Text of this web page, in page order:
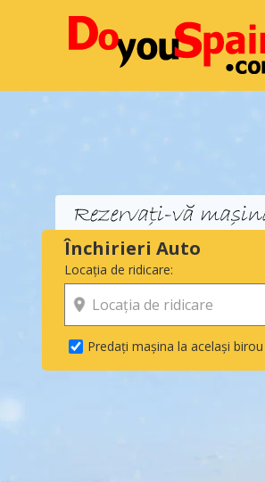
Închirieri Auto
Locația de ridicare:
Predați mașina la același birou